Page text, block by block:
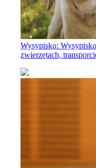
Wysypisko:
zwierzętach,